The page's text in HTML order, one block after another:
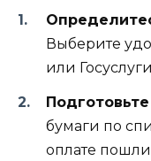
Выберите
или
бумаги по
оплате